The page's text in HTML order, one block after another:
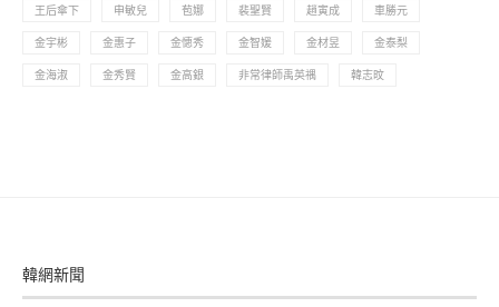
王后傘下 申敏兒 苞娜 裴聖賢 趙寅成 車勝元
金宇彬 金惠子 金憓秀 金智媛 金材昱 金泰梨
金海淑 金秀賢 金高銀 非常律師禹英禑 韓志旼
韓網新聞